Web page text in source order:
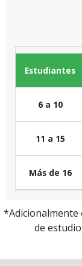
Estudiantes
6 a 10
11 a 15
Más de 16
*Adicionalmente
de